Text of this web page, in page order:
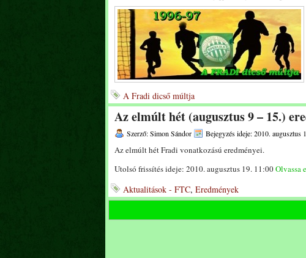
A Fradi dicső múltja
Az elmúlt hét (augusztus 9 – 15.)
Szerző: Simon Sándor Bejegyzés ideje: 2010. augusztus
Az elmúlt hét Fradi vonatkozású eredményei.
Utolsó frissítés ideje: 2010. augusztus 19. 11:00Olvassa
Aktualitások - FTC, Eredmények